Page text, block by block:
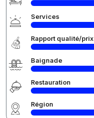
Services
Rapport qualité/prix
Baignade
Restauration
Région